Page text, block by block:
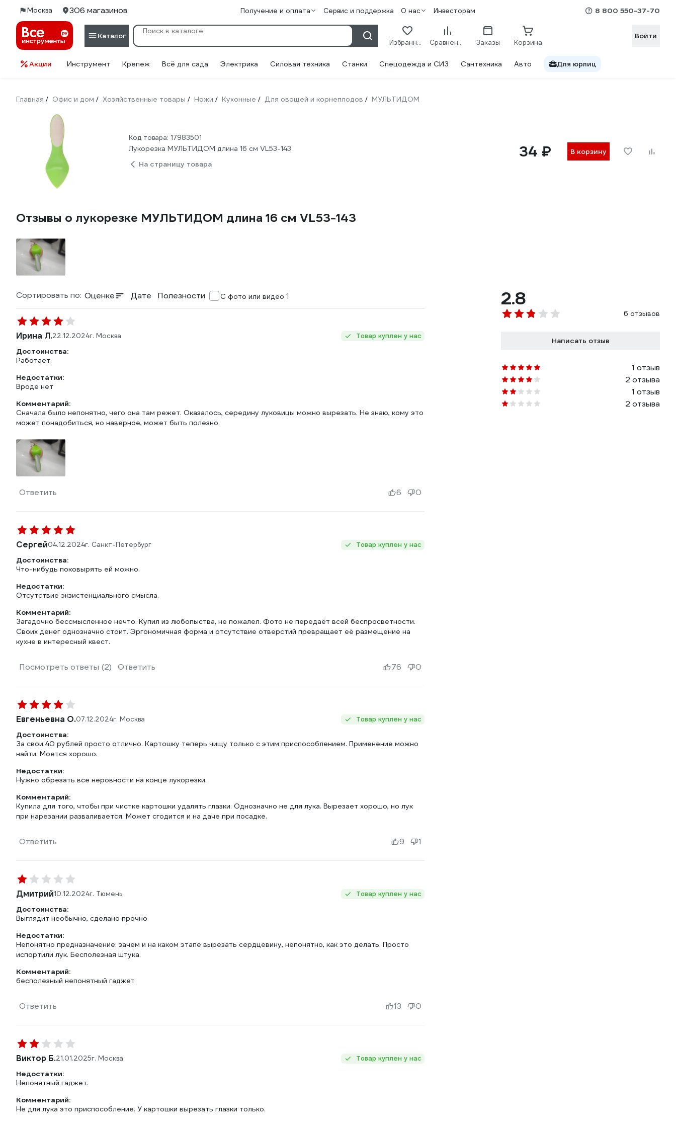
Москва 306 магазинов Получение и оплата Сервис и поддержка О нас Инвесторам 8 800 550-37-70
Каталог
Избранное Сравнение Заказы Корзина
Войти
Акции Инструмент Крепеж Всё для сада Электрика Силовая техника Станки Спецодежда и СИЗ Сантехника Авто Для юрлиц
Главная / Офис и дом / Хозяйственные товары / Ножи / Кухонные / Для овощей и корнеплодов / МУЛЬТИДОМ
Код товара: 17983501
Лукорезка МУЛЬТИДОМ длина 16 см VL53-143
На страницу товара
34 ₽ В корзину
Отзывы о лукорезке МУЛЬТИДОМ длина 16 см VL53-143
Сортировать по: Оценке Дате Полезности С фото или видео 1
Ирина Л.22.12.2024г. Москва Товар куплен у нас
Достоинства:
Работает.
Недостатки:
Вроде нет
Комментарий:
Сначала было непонятно, чего она там режет. Оказалось, середину луковицы можно вырезать. Не знаю, кому это
может понадобиться, но наверное, может быть полезно.
Ответить 6 0
Сергей04.12.2024г. Санкт-Петербург Товар куплен у нас
Достоинства:
Что-нибудь поковырять ей можно.
Недостатки:
Отсутствие экзистенциального смысла.
Комментарий:
Загадочно бессмысленное нечто. Купил из любопыства, не пожалел. Фото не передаёт всей беспросветности.
Своих денег однозначно стоит. Эргономичная форма и отсутствие отверстий превращает её размещение на
кухне в интересный квест.
Посмотреть ответы (2) Ответить 76 0
Евгеньевна О.07.12.2024г. Москва Товар куплен у нас
Достоинства:
За свои 40 рублей просто отлично. Картошку теперь чищу только с этим приспособлением. Применение можно
найти. Моется хорошо.
Недостатки:
Нужно обрезать все неровности на конце лукорезки.
Комментарий:
Купила для того, чтобы при чистке картошки удалять глазки. Однозначно не для лука. Вырезает хорошо, но лук
при нарезании разваливается. Может сгодится и на даче при посадке.
Ответить 9 1
Дмитрий10.12.2024г. Тюмень Товар куплен у нас
Достоинства:
Выглядит необычно, сделано прочно
Недостатки:
Непонятно предназначение: зачем и на каком этапе вырезать сердцевину, непонятно, как это делать. Просто
испортили лук. Бесполезная штука.
Комментарий:
бесполезный непонятный гаджет
Ответить 13 0
Виктор Б.21.01.2025г. Москва Товар куплен у нас
Недостатки:
Непонятный гаджет.
Комментарий:
Не для лука это приспособление. У картошки вырезать глазки только.
2.8
6 отзывов
Написать отзыв
1 отзыв
2 отзыва
1 отзыв
2 отзыва